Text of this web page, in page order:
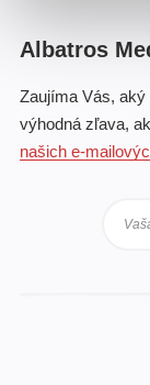
Albatros
Zaujíma Vás,
výhodná zľava,
našich e-